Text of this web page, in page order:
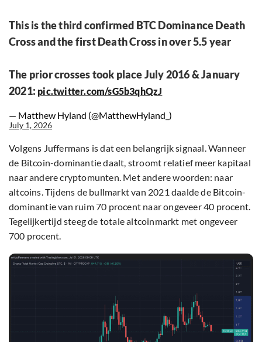
This is the third confirmed BTC Dominance Death
Cross and the first Death Cross in over 5.5 year
The prior crosses took place July 2016 & January
2021: pic.twitter.com/sG5b3qhQzJ
— Matthew Hyland (@MatthewHyland_)
July 1, 2026
Volgens Juffermans is dat een belangrijk signaal. Wanneer
de Bitcoin-dominantie daalt, stroomt relatief meer kapitaal
naar andere cryptomunten. Met andere woorden: naar
altcoins. Tijdens de bullmarkt van 2021 daalde de Bitcoin-
dominantie van ruim 70 procent naar ongeveer 40 procent.
Tegelijkertijd steeg de totale altcoinmarkt met ongeveer
700 procent.